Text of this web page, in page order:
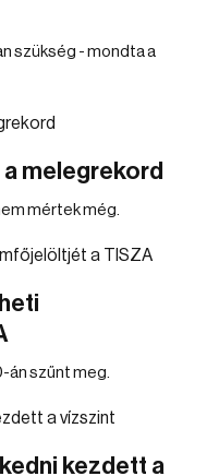
szükség - mondta a
melegrekord
mértek még.
án szűnt meg.
kezdett a